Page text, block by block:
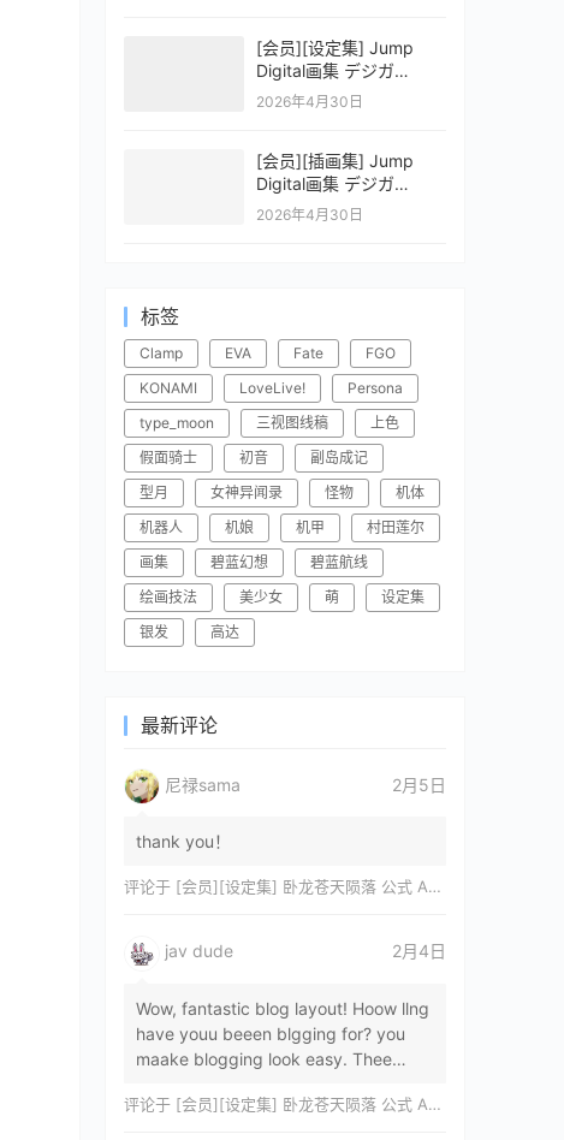
[会员][设定集] Jump
Digital画集 デジガ
CLAYMORE 2
2026年4月30日
[会员][插画集] Jump
Digital画集 デジガ
CLAYMORE 1
2026年4月30日
标签
Clamp EVA Fate
FGO
KONAMI
LoveLive!
Persona
type_moon
三视图线稿
上色
假面骑士
初音
副岛成记
型月
女神异闻录 怪物
机体
机器人
机娘 机甲
村田莲尔
画集
碧蓝幻想
碧蓝航线
绘画技法
美少女 萌
设定集
银发
高达
最新评论
尼禄sama 2月5日
thank you！
评论于 [会员][设定集] 卧龙苍天陨落 公式 ARTWORKS[DL]
jav dude 2月4日
Wow, fantastic blog layout! Hoow llng
have youu beeen blgging for? you
maake blogging look easy. Thee
magnificent, let…
评论于 [会员][设定集] 卧龙苍天陨落 公式 ARTWORKS[DL]